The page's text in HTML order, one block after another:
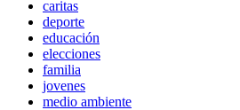
caritas
deporte
educación
elecciones
familia
jovenes
medio ambiente